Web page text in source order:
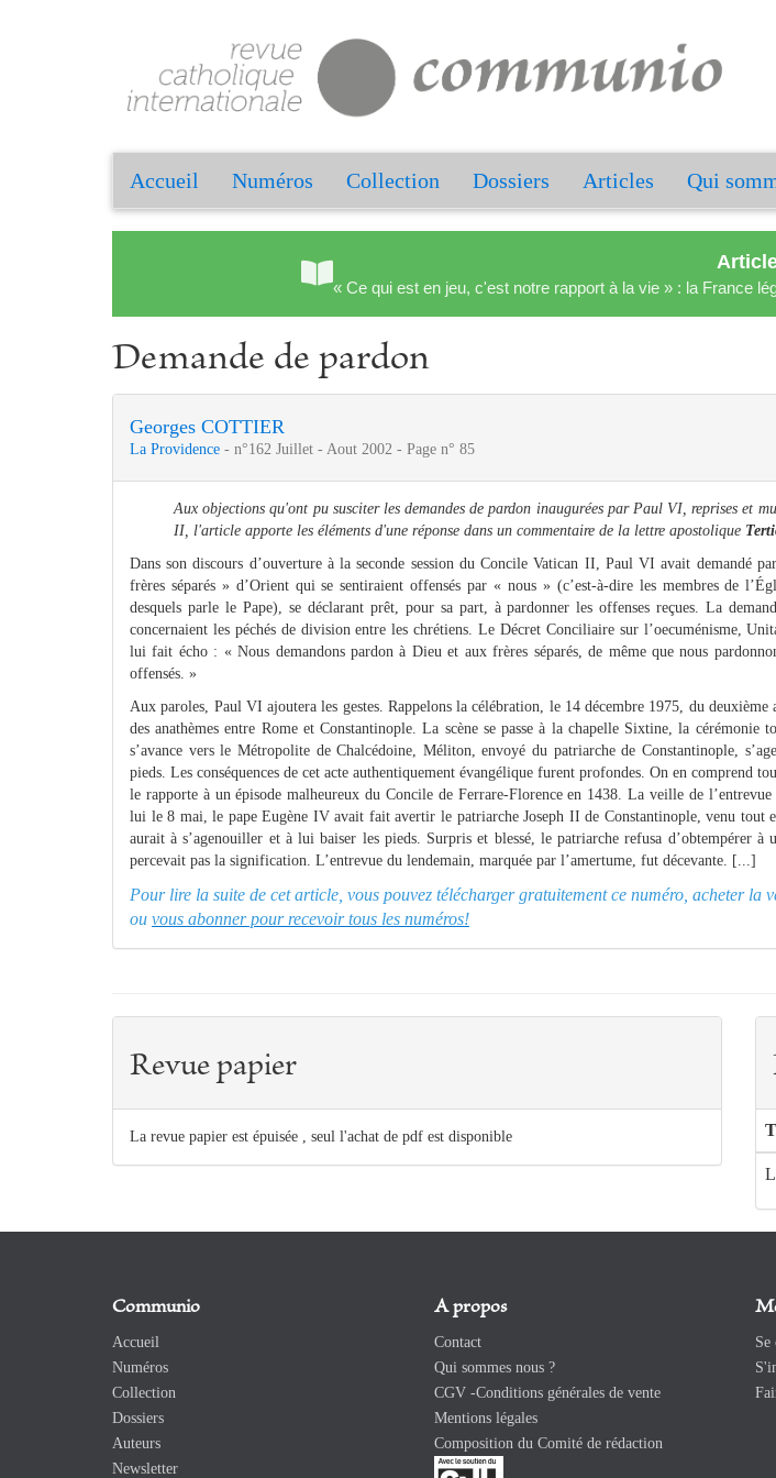
Accueil Numéros Collection Dossiers Articles Qui
« Ce qui est en jeu, c'est notre rapport à la vie » : la France
Demande de pardon
Georges COTTIER
La Providence - n°162 Juillet - Aout 2002 - Page n° 85
Aux objections qu'ont pu susciter les demandes de pardon inaugurées par Paul VI, reprises et
II, l'article apporte les éléments d'une réponse dans un commentaire de la lettre apostolique
Dans son discours d’ouverture à la seconde session du Concile Vatican II, Paul VI avait demandé
frères séparés » d’Orient qui se sentiraient offensés par « nous » (c’est-à-dire les membres de
desquels parle le Pape), se déclarant prêt, pour sa part, à pardonner les offenses reçues. La
concernaient les péchés de division entre les chrétiens. Le Décret Conciliaire sur l’oecuménisme,
lui fait écho : « Nous demandons pardon à Dieu et aux frères séparés, de même que nous
offensés. »
Aux paroles, Paul VI ajoutera les gestes. Rappelons la célébration, le 14 décembre 1975, du deuxième
des anathèmes entre Rome et Constantinople. La scène se passe à la chapelle Sixtine, la cérémonie
s’avance vers le Métropolite de Chalcédoine, Méliton, envoyé du patriarche de Constantinople,
pieds. Les conséquences de cet acte authentiquement évangélique furent profondes. On en comprend
le rapporte à un épisode malheureux du Concile de Ferrare-Florence en 1438. La veille de
lui le 8 mai, le pape Eugène IV avait fait avertir le patriarche Joseph II de Constantinople, venu tout
aurait à s’agenouiller et à lui baiser les pieds. Surpris et blessé, le patriarche refusa d’obtempérer à
percevait pas la signification. L’entrevue du lendemain, marquée par l’amertume, fut décevante. [...]
Pour lire la suite de cet article, vous pouvez télécharger gratuitement ce numéro, acheter la
ou vous abonner pour recevoir tous les numéros!
Revue papier
La revue papier est épuisée , seul l'achat de pdf est disponible
Communio
Accueil
Numéros
Collection
Dossiers
Auteurs
Newsletter
A propos
Contact
Qui sommes nous ?
CGV -Conditions générales de vente
Mentions légales
Composition du Comité de rédaction
Se